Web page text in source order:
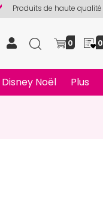
Produits de haute qualité
0 0
Disney Noël Plus